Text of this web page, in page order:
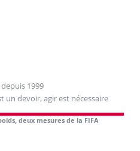
1999
un devoir, agir est nécessaire
deux mesures de la FIFA